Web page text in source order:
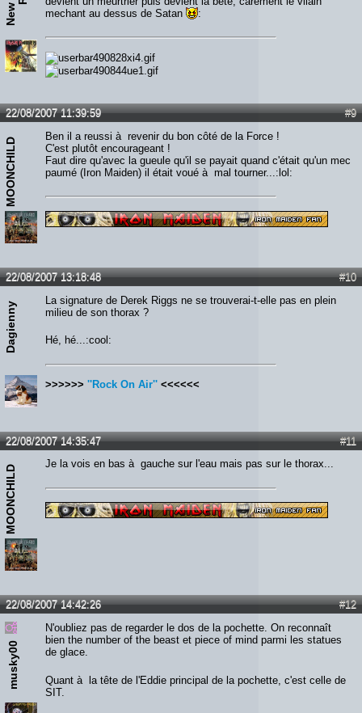
mechant au dessus de Satan
:
#9
22/08/2007 11:39:59
MOONCHILD
Ben il a reussi à revenir du bon côté de la Force !
C'est plutôt encourageant !
Faut dire qu'avec la gueule qu'il se payait quand c'était qu'un mec
paumé (Iron Maiden) il était voué à mal tourner...:lol:
#10
22/08/2007 13:18:48
Dagienny
La signature de Derek Riggs ne se trouverai-t-elle pas en plein
milieu de son thorax ?
Hé, hé...:cool:
>>>>>> ''Rock On Air'' <<<<<<
#11
22/08/2007 14:35:47
MOONCHILD
Je la vois en bas à gauche sur l'eau mais pas sur le thorax...
#12
22/08/2007 14:42:26
musky00
N'oubliez pas de regarder le dos de la pochette. On reconnaît
bien the number of the beast et piece of mind parmi les statues
de glace.
Quant à la tête de l'Eddie principal de la pochette, c'est celle de
SIT.